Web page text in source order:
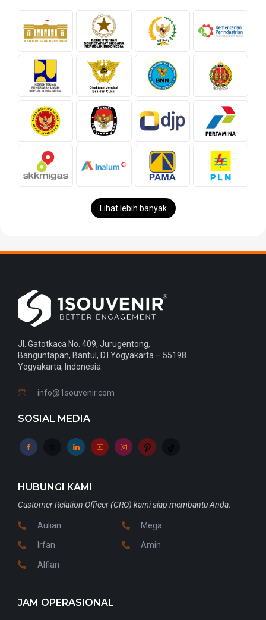
Lihat lebih banyak
Jl. Gatotkaca No. 409, Jurugentong,
Banguntapan, Bantul, D.I.Yogyakarta – 55198.
Yogyakarta, Indonesia.
info@1souvenir.com
SOSIAL MEDIA
HUBUNGI KAMI
Customer Relation Officer (CRO) kami siap membantu Anda.
Aulian
Irfan
Alfian
Mega
Amin
JAM OPERASIONAL